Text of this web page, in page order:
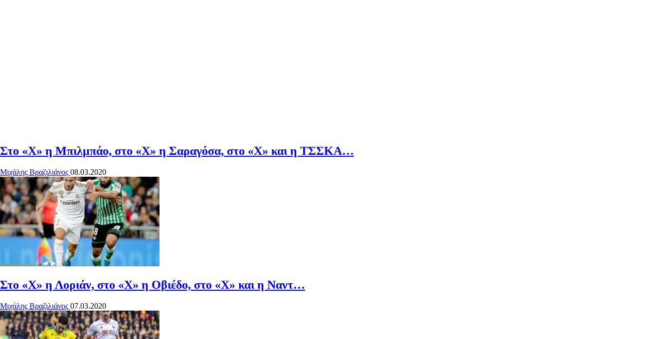
Στο «Χ» η Μπιλμπάο, στο «Χ» η Σαραγόσα, στο «Χ» και η ΤΣΣΚΑ…
Μιχάλης Βραζιλιάνος 08.03.2020
Στο «Χ» η Λοριάν, στο «Χ» η Οβιέδο, στο «Χ» και η Ναντ…
Μιχάλης Βραζιλιάνος 07.03.2020